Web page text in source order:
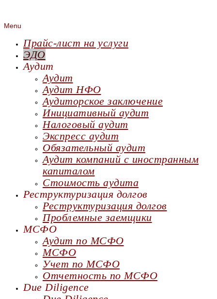
Menu
Прайс-лист на услуги
ЭДО
Аудит
Аудит
Аудит НФО
Аудиторское заключение
Инициативный аудит
Налоговый аудит
Экспресс аудит
Обязательный аудит
Аудит компаний с иностранным
капиталом
Стоимость аудита
Реструктуризация долгов
Реструктуризация долгов
Проблемные заемщики
МСФО
Аудит по МСФО
МСФО
Учет по МСФО
Отчетность по МСФО
Due Diligence